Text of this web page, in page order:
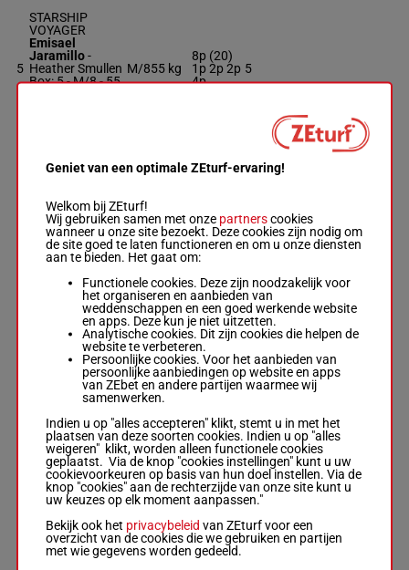
5
STARSHIP
VOYAGER
Emisael
Jaramillo-
Heather Smullen
Box: 5 -M/8 -55
M/855 kg
8p (20)
1p 2p 2p
4p
5
CANT STOP
Vasquez-Kevin
McKathan
Box: 6 -M/4 - 55
7p (24) 8p 3p 5p
M/455 kg
8p 3p 5p
4p
6
ST. OLAF ROSE
Irad Ortiz, Jr.-
Regalbuto
M/5 -55
M/555 kg 1p 5p 9p 7
AVE FENIX
Luca Panici
Amparo E.
Lizardi
Box: 8 -M/7 -55
4p 5p (24) 9p 8p
M/7 55 kg
4p 5p
(24) 9p
8p 7p
8
Geniet van een optimale ZEturf-ervaring!
Welkom bij ZEturf!
Wij gebruiken samen met onze partnerscookies
wanneer u onze site bezoekt. Deze cookies zijn nodig om
de site goed te laten functioneren en om u onze diensten
aan te bieden. Het gaat om:
Functionele cookies. Deze zijn noodzakelijk voor
het organiseren en aanbieden van
weddenschappen en een goed werkende website
en apps. Deze kun je niet uitzetten.
Analytische cookies. Dit zijn cookies die helpen de
website te verbeteren.
Persoonlijke cookies. Voor het aanbieden van
persoonlijke aanbiedingen op website en apps
van ZEbet en andere partijen waarmee wij
samenwerken.
Indien u op "alles accepteren" klikt, stemt u in met het
plaatsen van deze soorten cookies. Indien u op "alles
weigeren" klikt, worden alleen functionele cookies
geplaatst. Via de knop "cookies instellingen" kunt u uw
cookievoorkeuren op basis van hun doel instellen. Via de
knop "cookies" aan de rechterzijde van onze site kunt u
uw keuzes op elk moment aanpassen."
Bekijk ook het privacybeleid van ZEturf voor een
overzicht van de cookies die we gebruiken en partijen
met wie gegevens worden gedeeld.